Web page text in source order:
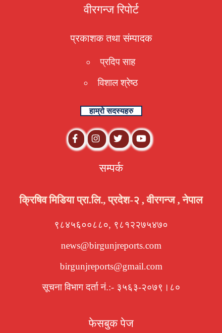
वीरगन्ज रिपोर्ट
प्रकाशक तथा संम्पादक
प्रदिप साह
विशाल श्रेष्ठ
हाम्रो सदस्यहरु
सम्पर्क
क्रिषिव मिडिया प्रा.लि., प्रदेश-२ , वीरगन्ज , नेपाल
९८४५६००८८०, ९८१२२७५४७०
news@birgunjreports.com
birgunjreports@gmail.com
सूचना विभाग दर्ता नं.:- ३५६३-२०७९।८०
फेसबुक पेज